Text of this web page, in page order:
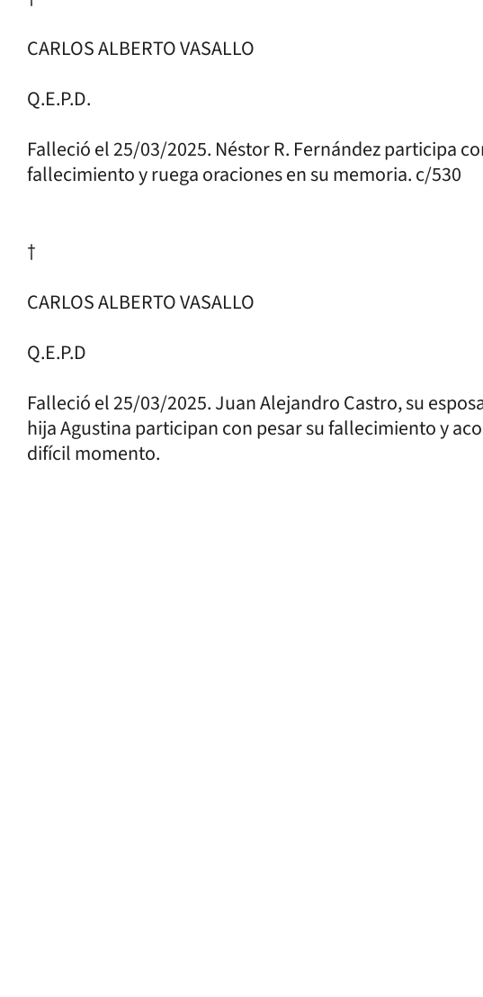
CARLOS ALBERTO VASALLO
Q.E.P.D.
Falleció el 25/03/2025. Néstor R. Fernández participa
fallecimiento y ruega oraciones en su memoria. c/530
†
CARLOS ALBERTO VASALLO
Q.E.P.D
Falleció el 25/03/2025. Juan Alejandro Castro, su
hija Agustina participan con pesar su fallecimiento y
difícil momento.